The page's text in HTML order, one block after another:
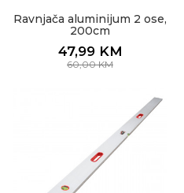
Ravnjača aluminijum 2 ose,
200cm
47,99 KM
60,00KM